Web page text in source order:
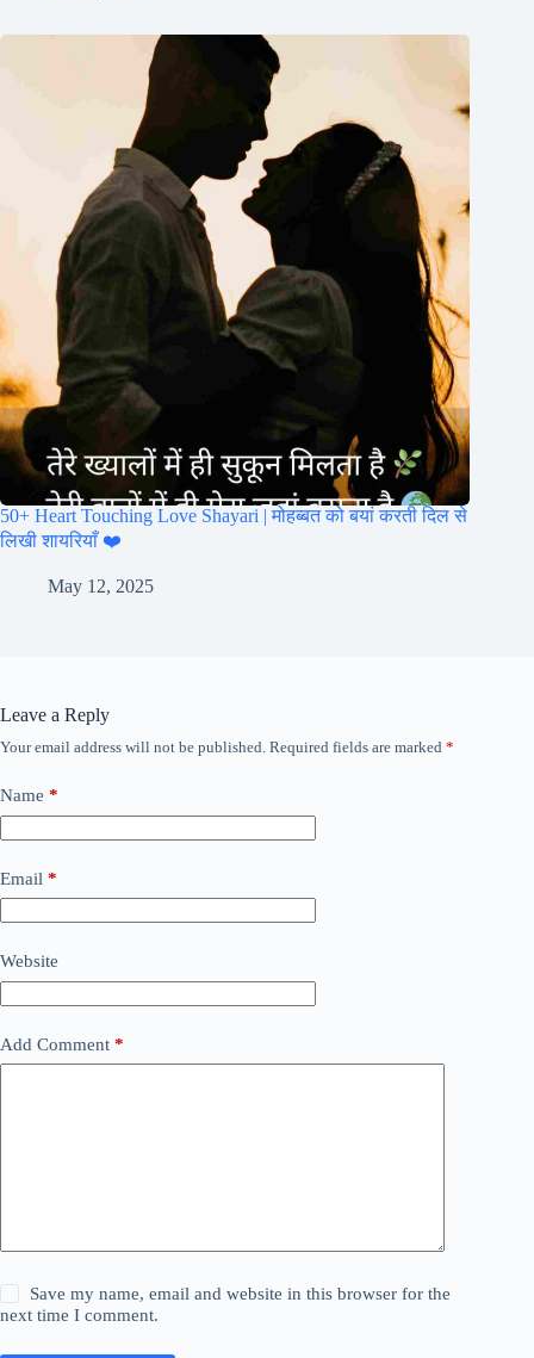
50+ Heart Touching Love Shayari | मोहब्बत को बयां करती दिल से
लिखी शायरियाँ ❤️
May 12, 2025
Leave a Reply
Your email address will not be published. Required fields are marked *
Name *
Email *
Website
Add Comment *
Save my name, email and website in this browser for the
next time I comment.